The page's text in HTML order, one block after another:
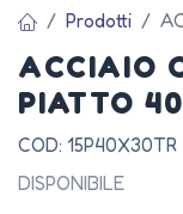
Prodotti
ACCIAIO
PIATTO
COD: 15P40X30TR
DISPONIBILE